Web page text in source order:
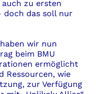
zu ersten
doch das soll nur
wir nun
beim BMU
en ermöglicht
Ressourcen, wie
, zur Verfügung